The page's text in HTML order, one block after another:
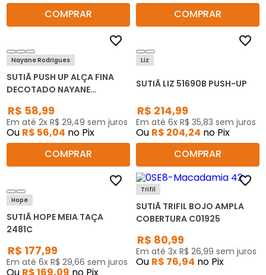
COMPRAR
COMPRAR
Nayane Rodrigues
SUTIÃ PUSH UP ALÇA FINA
DECOTADO NAYANE
R$ 58,99
Em até 2x R$ 29,49 sem juros
Ou R$ 56,04 no Pix
COMPRAR
Liz
SUTIÃ LIZ 51690B PUSH-UP
R$ 214,99
Em até 6x R$ 35,83 sem juros
Ou R$ 204,24 no Pix
COMPRAR
Hope
SUTIÃ HOPE MEIA TAÇA
2481C
R$ 177,99
Em até 6x R$ 29,66 sem juros
Trifil
SUTIÃ TRIFIL BOJO AMPLA
COBERTURA C01925
R$ 80,99
Em até 3x R$ 26,99 sem juros
Ou R$ 76,94 no Pix